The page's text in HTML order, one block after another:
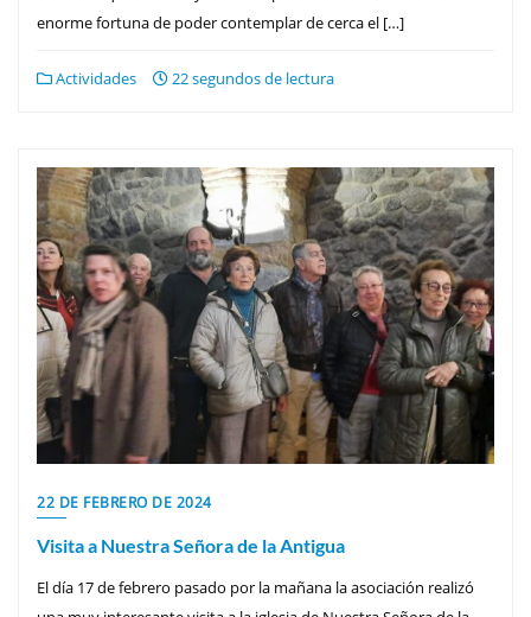
enorme fortuna de poder contemplar de cerca el […]
Actividades 22 segundos de lectura
22 DE FEBRERO DE 2024
Visita a Nuestra Señora de la Antigua
El día 17 de febrero pasado por la mañana la asociación realizó